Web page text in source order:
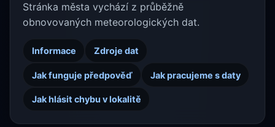
Stránka města vychází z průběžně
obnovovaných meteorologických dat.
Informace Zdroje dat
Jak funguje předpověď Jak pracujeme s daty
Jak hlásit chybu v lokalitě